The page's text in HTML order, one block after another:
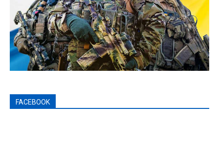
FACEBOOK